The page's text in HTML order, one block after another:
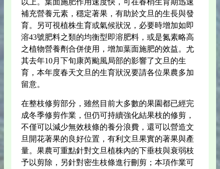
以上。葉面施肥作用速度快，可在春梢生育期迅速
補充營養元素，穩定著果，有助於文旦的生長與發
育。另可視植株生育或氣候狀況，必要時增加如即
溶43號肥料之類的均衡型即溶肥料，或是氮素略高
之植物營養劑合併使用，增加葉面施肥的效益。尤
其去年10月下旬康芮颱風局部的影響了文旦的生
育，本年度春天文旦的生育狀況要請各位果農多加
留意。
在整枝修剪部分，雖然目前大多數的果園都已經完
成冬季修剪作業，但仍可持續強化結果枝的修剪，
不僅可以減少無效枝條的養分浪費，還可以營造文
旦開花著果的良好位置，有利文旦果實的著果與產
量。果農可重點針對文旦植株內的下垂枝與衰弱枝
予以剪除，另針對密生枝條進行刪剪；本項作業可